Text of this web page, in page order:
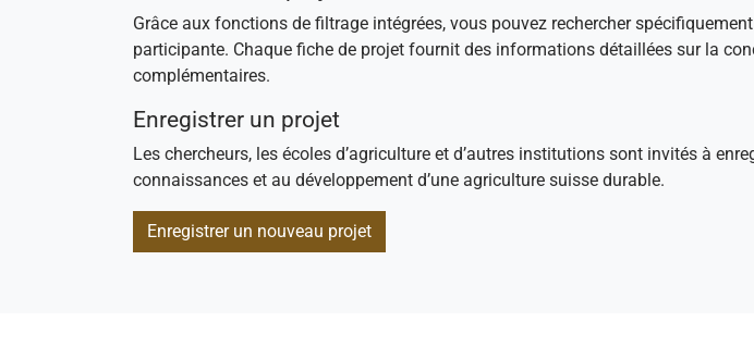
Grâce aux fonctions de filtrage intégrées, vous pouvez rechercher
participante. Chaque fiche de projet fournit des informations détaillées sur la
complémentaires.
Enregistrer un projet
Les chercheurs, les écoles d’agriculture et d’autres institutions sont invités à
connaissances et au développement d’une agriculture suisse durable.
Enregistrer un nouveau projet